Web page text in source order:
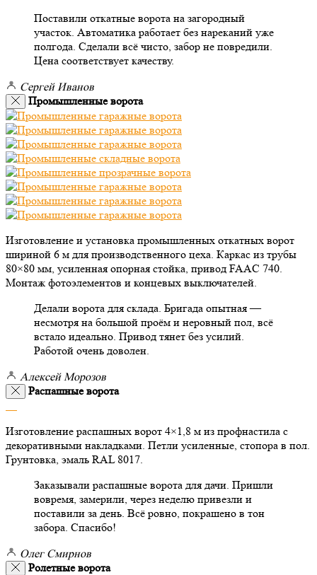
Поставили откатные ворота на загородный
участок. Автоматика работает без нареканий уже
полгода. Сделали всё чисто, забор не повредили.
Цена соответствует качеству.
Сергей Иванов
Промышленные ворота
Изготовление и установка промышленных откатных ворот
шириной 6 м для производственного цеха. Каркас из трубы
80×80 мм, усиленная опорная стойка, привод FAAC 740.
Монтаж фотоэлементов и концевых выключателей.
Делали ворота для склада. Бригада опытная —
несмотря на большой проём и неровный пол, всё
встало идеально. Привод тянет без усилий.
Работой очень доволен.
Алексей Морозов
Распашные ворота
Изготовление распашных ворот 4×1,8 м из профнастила с
декоративными накладками. Петли усиленные, стопора в пол.
Грунтовка, эмаль RAL 8017.
Заказывали распашные ворота для дачи. Пришли
вовремя, замерили, через неделю привезли и
поставили за день. Всё ровно, покрашено в тон
забора. Спасибо!
Олег Смирнов
Ролетные ворота